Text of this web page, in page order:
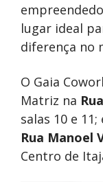
lugar ideal
diferença no
O Gaia
Matriz na
salas 10 e
Rua Manoel
Centro de